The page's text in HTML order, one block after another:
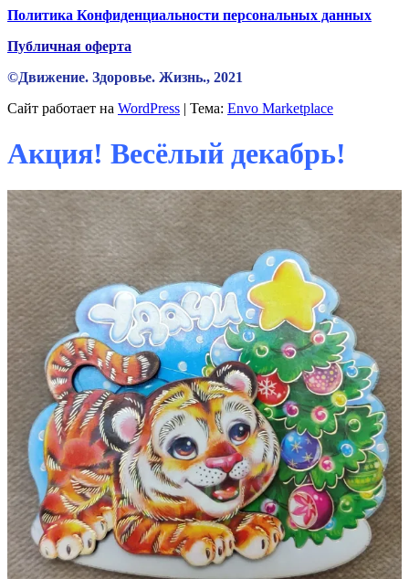
Политика Конфиденциальности персональных данных
Публичная оферта
©Движение. Здоровье. Жизнь., 2021
Сайт работает на WordPress | Тема: Envo Marketplace
Акция! Весёлый декабрь!